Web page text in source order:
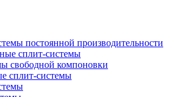
постоянной производительности
сплит-системы
свободной компоновки
сплит-системы